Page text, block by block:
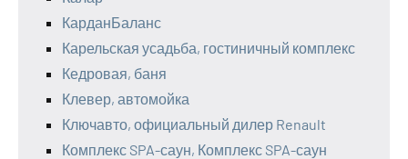
КарданБаланс
Карельская усадьба, гостиничный комплекс
Кедровая, баня
Клевер, автомойка
Ключавто, официальный дилер Renault
Комплекс SPA-саун, Комплекс SPA-саун